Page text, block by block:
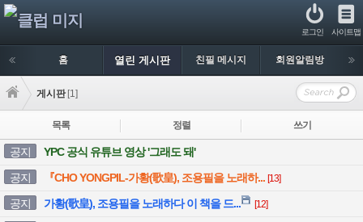
사이트맵
로그인
홈 열린 게시판 친필 메시지 회원알림방
게시판 [1]
목록 정렬 쓰기
공지
YPC 공식 유튜브 영상 '그래도 돼'
공지
『CHO YONGPIL-가황(歌皇), 조용필을 노래하... [13]
공지 가황(歌皇), 조용필을 노래하다 이 책을 드... [12]